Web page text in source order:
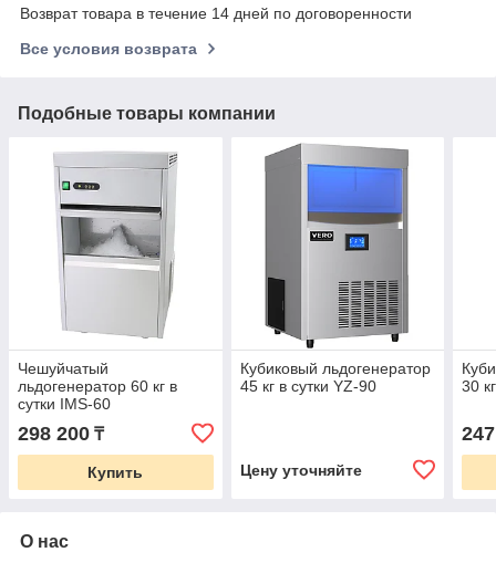
Возврат товара в течение 14 дней по договоренности
Все условия возврата
Подобные товары компании
Чешуйчатый
льдогенератор 60 кг в
сутки IMS-60
298 200 ₸
Купить
Кубиковый льдогенератор
45 кг в сутки YZ-90
Цену уточняйте
30
О нас